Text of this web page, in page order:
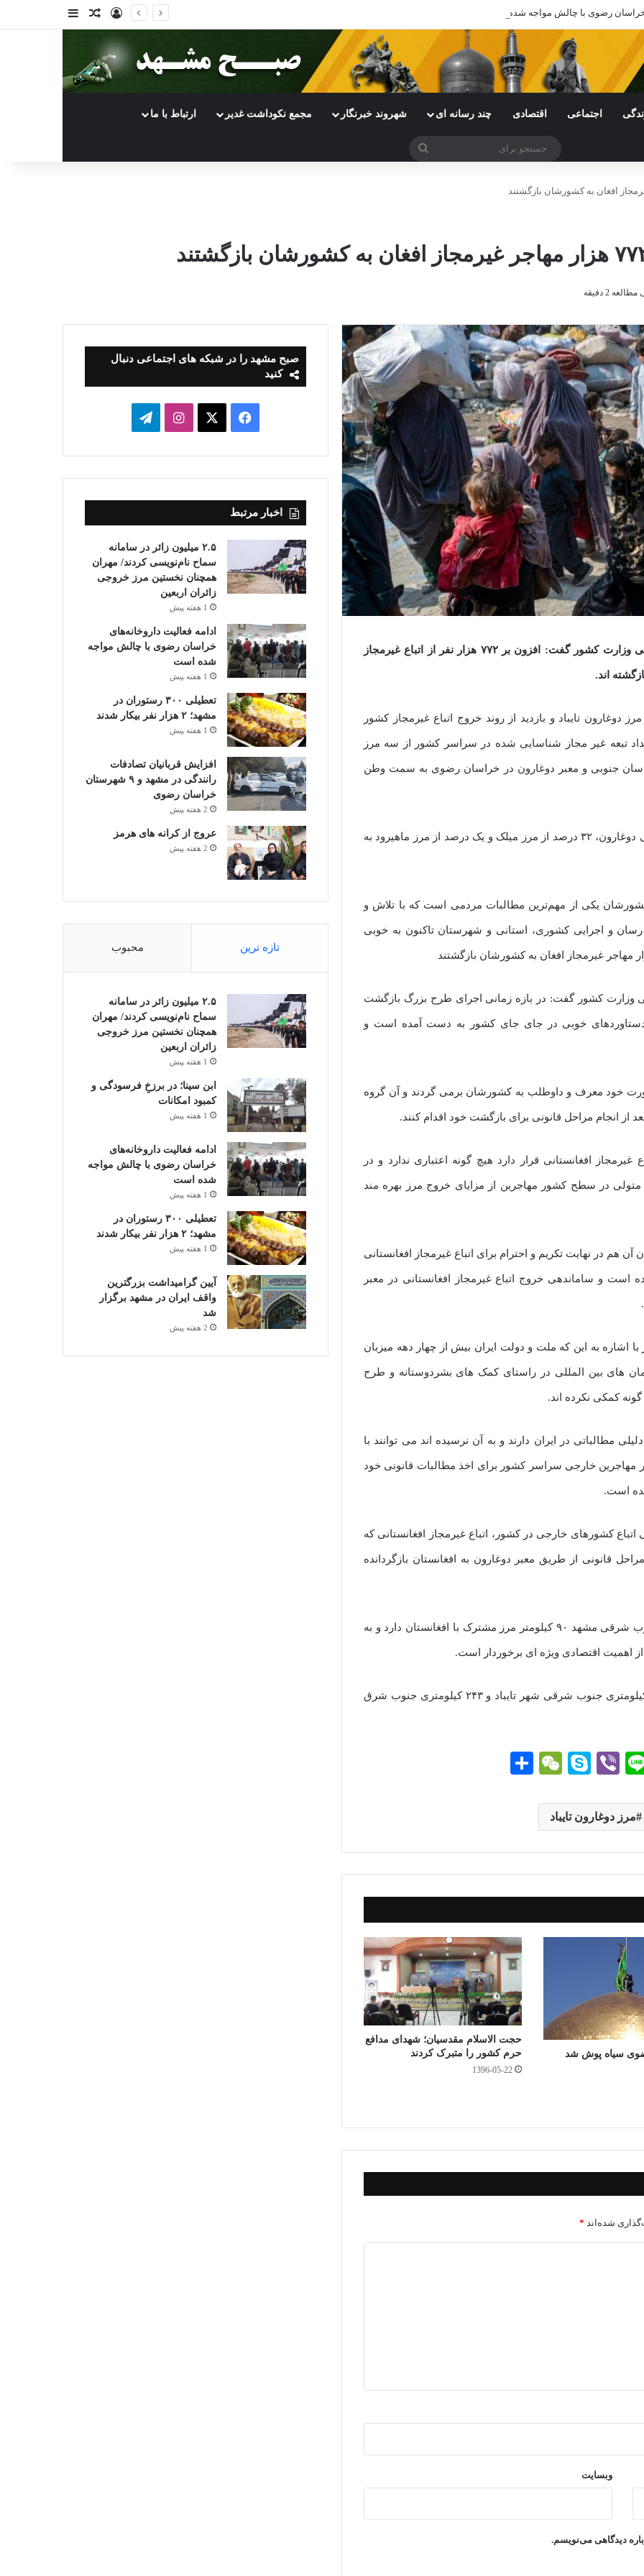
خراسان رضوی با چالش مواجه شده است ورودنوشته تصادفی
سایدبار
اجتماعی اقتصادی چند رسانه ای شهروند خبرنگار مجمع نکوداشت غدیر ارتباط با ما
جستجو
2 دقیقه
مشاور وزیر و رییس مرکز امور اتباع و مهاجرین خارجی وزارت کشور گفت: افزون بر ۷۷۲ هزار نفر از اتباع غیرمجاز
اند.
دوغارون تایباد و بازدید از روند خروج اتباع غیرمجاز کشور
تبعه غیر مجاز شناسایی شده در سراسر کشور از سه مرز
جنوبی و معبر دوغارون در خراسان رضوی به سمت وطن
او اظهار کرد: ۶۷ درصد اتباع غیرمجاز از گذرگاه رسمی دوغارون، ۳۲ درصد از مرز میلک و یک درصد از مرز ماهیرود به
کشورشان یکی از مهم‌ترین مطالبات مردمی است که با تلاش و
و اجرایی کشوری، استانی و شهرستان تاکنون به خوبی
وزارت کشور گفت: در بازه زمانی اجرای طرح بزرگ بازگشت
دستاوردهای خوبی در جای جای کشور به دست آمده است و
افغان به صورت خود معرف و داوطلب به کشورشان برمی گردند و آن گروه
از انجام مراحل قانونی برای بازگشت خود اقدام کنند.
افغانستانی قرار دارد هیچ گونه اعتباری ندارد و در
در سطح کشور مهاجرین از مزایای خروج مرز بهره مند
هم در نهایت تکریم و احترام برای اتباع غیرمجاز افغانستانی
و ساماندهی خروج اتباع غیرمجاز افغانستانی در معبر
اشاره به این که ملت و دولت ایران بیش از چهار دهه میزبان
های بین المللی در راستای کمک های بشردوستانه و طرح
گونه کمکی نکرده اند.
مطالباتی در ایران دارند و به آن نرسیده اند می توانند با
مهاجرین خارجی سراسر کشور برای اخذ مطالبات قانونی خود
است.
اتباع کشورهای خارجی در کشور، اتباع غیرمجاز افغانستانی که
قانونی از طریق معبر دوغارون به افغانستان بازگردانده
شهرستان ۱۵۱ هزار نفری تایباد در ۲۲۵ کیلومتری جنوب شرقی مشهد ۹۰ کیلومتر مرز مشترک با افغانستان دارد و به
اهمیت اقتصادی ویژه ای برخوردار است.
مرز دوغارون با قدمت بیش از یک قرن در فاصله ۱۸ کیلومتری جنوب شرقی شهر تایباد و ۲۴۳ کیلومتری جنوب شرق
Li
Vi
r
S
pe
W
C
ha
t
ک
گذ
ار
ی
مرز دوغارون تایباد
سیاه پوش شد
حجت الاسلام مقدسیان؛ شهدای مدافع
حرم کشور را متبرک کردند
1396-05-22
شده‌اند *
وبسایت
دیدگاهی می‌نویسم.
صبح مشهد را در شبکه های اجتماعی دنبال
کنید
فیسبوک ایکساینستاگرامتلگرام
اخبار مرتبط
۲.۵ میلیون زائر در سامانه
سماح نام‌نویسی کردند/ مهران
همچنان نخستین مرز خروجی
زائران اربعین
1 هفته پیش
ادامه فعالیت داروخانه‌های
خراسان رضوی با چالش مواجه
شده است
1 هفته پیش
تعطیلی ۳۰۰ رستوران در
مشهد؛ ۲ هزار نفر بیکار شدند
1 هفته پیش
افزایش قربانیان تصادفات
رانندگی در مشهد و ۹ شهرستان
خراسان رضوی
2 هفته پیش
عروج از کرانه های هرمز
2 هفته پیش
تازه ترین محبوب
۲.۵ میلیون زائر در سامانه
سماح نام‌نویسی کردند/ مهران
همچنان نخستین مرز خروجی
زائران اربعین
1 هفته پیش
ابن سینا؛ در برزخِ فرسودگی و
کمبود امکانات
1 هفته پیش
ادامه فعالیت داروخانه‌های
خراسان رضوی با چالش مواجه
شده است
1 هفته پیش
تعطیلی ۳۰۰ رستوران در
مشهد؛ ۲ هزار نفر بیکار شدند
1 هفته پیش
آیین گرامیداشت بزرگترین
واقف ایران در مشهد برگزار
شد
2 هفته پیش